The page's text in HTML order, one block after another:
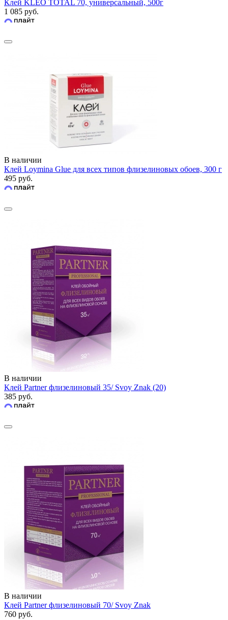
Клей KLEO TOTAL 70, универсальный, 500г
1 085 руб.
В наличии
Клей Loymina Glue для всех типов флизелиновых обоев, 300 г
495 руб.
В наличии
Клей Partner флизелиновый 35/ Svoy Znak (20)
385 руб.
В наличии
Клей Partner флизелиновый 70/ Svoy Znak
760 руб.